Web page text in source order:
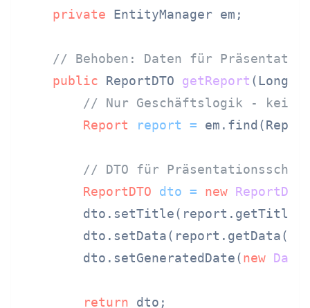
private EntityManager em;
// Behoben: Daten für
public ReportDTO getReport (Long
// Nur Geschäftslogik - keine
Report
report =
// DTO für
ReportDTO
dto = new ReportDTO
        dto.setGeneratedDate(
new Date
return dto;